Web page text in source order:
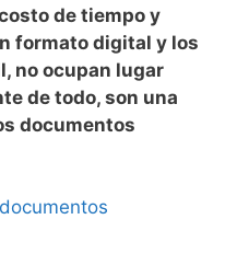
de tiempo y
formato digital y los
no ocupan lugar
de todo, son una
documentos